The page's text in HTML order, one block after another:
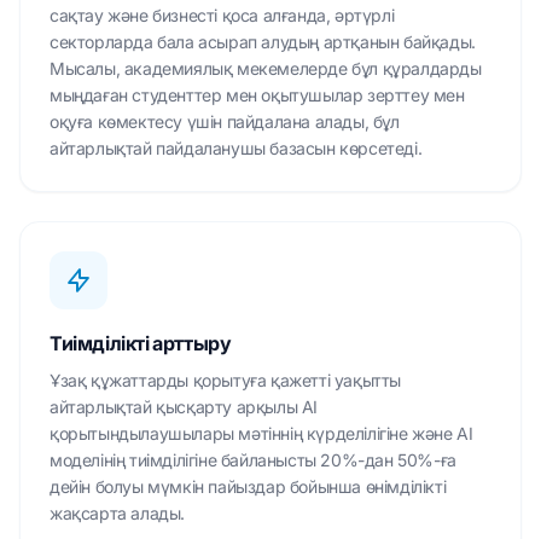
сақтау және бизнесті қоса алғанда, әртүрлі
секторларда бала асырап алудың артқанын байқады.
Мысалы, академиялық мекемелерде бұл құралдарды
мыңдаған студенттер мен оқытушылар зерттеу мен
оқуға көмектесу үшін пайдалана алады, бұл
айтарлықтай пайдаланушы базасын көрсетеді.
Тиімділікті арттыру
Ұзақ құжаттарды қорытуға қажетті уақытты
айтарлықтай қысқарту арқылы AI
қорытындылаушылары мәтіннің күрделілігіне және AI
моделінің тиімділігіне байланысты 20%-дан 50%-ға
дейін болуы мүмкін пайыздар бойынша өнімділікті
жақсарта алады.